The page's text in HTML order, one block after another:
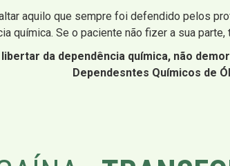
aquilo que sempre foi defendido pelos
química. Se o paciente não fizer a sua
da dependência química, não
Dependesntes Químicos de